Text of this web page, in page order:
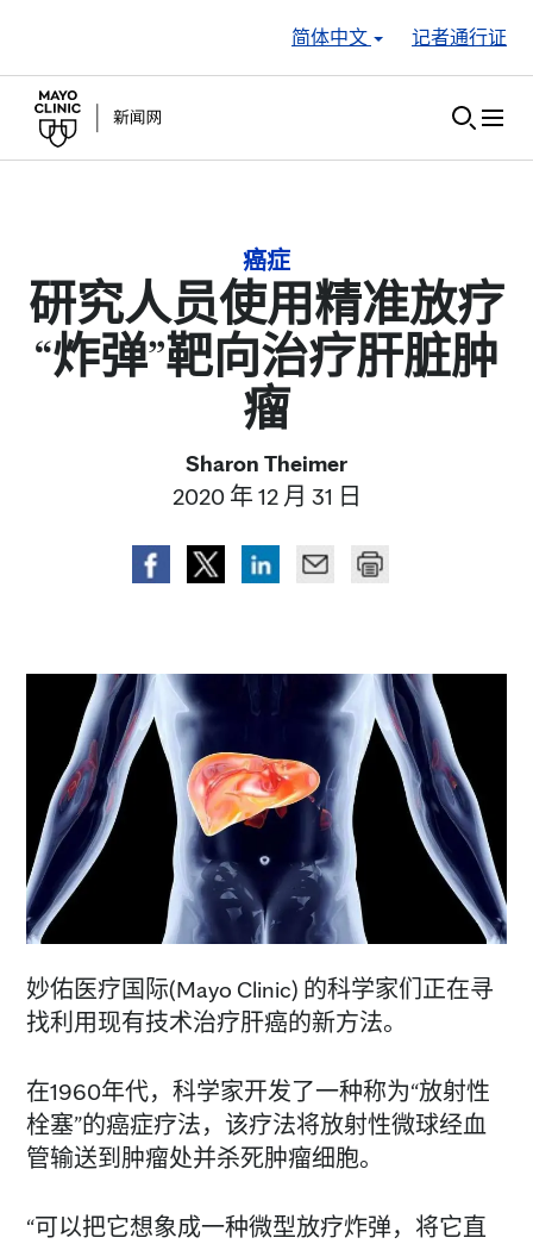
简体中文
记者通行证
癌症
研究人员使用精准放疗
“炸弹”靶向治疗肝脏肿
瘤
Sharon Theimer
2020 年 12 月 31 日
妙佑医疗国际(Mayo Clinic) 的科学家们正在寻
找利用现有技术治疗肝癌的新方法。
在1960年代，科学家开发了一种称为“放射性
栓塞”的癌症疗法，该疗法将放射性微球经血
管输送到肿瘤处并杀死肿瘤细胞。
“可以把它想象成一种微型放疗炸弹，将它直